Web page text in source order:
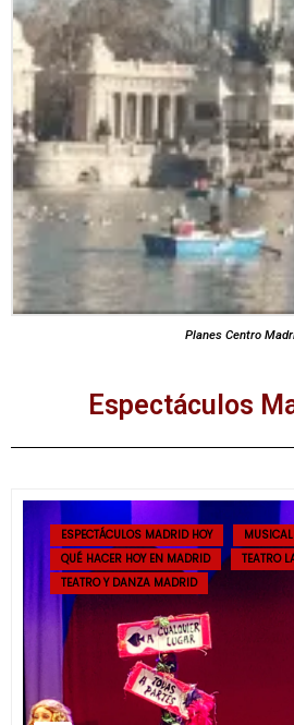
Planes Centro
Espectáculos
ESPECTÁCULOS MADRID HOY
MUSICALES
QUÉ HACER HOY EN MADRID
TEATRO
TEATRO Y DANZA MADRID